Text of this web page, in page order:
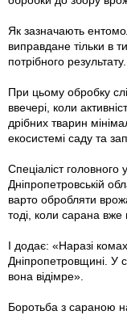
Як зазначають
виправдане тільки в
потрібного результату.
При цьому обробку
ввечері, коли
дрібних тварин
екосистемі саду та
Спеціаліст
Дніпропетровській
варто обробляти
тоді, коли сарана вже
І додає: «Наразі
Дніпропетровщині. У
вона відімре».
Боротьба з сараною